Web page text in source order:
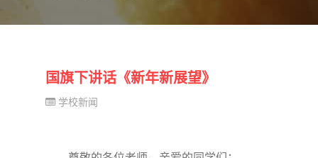
国旗下讲话《新年新展望》
学校新闻